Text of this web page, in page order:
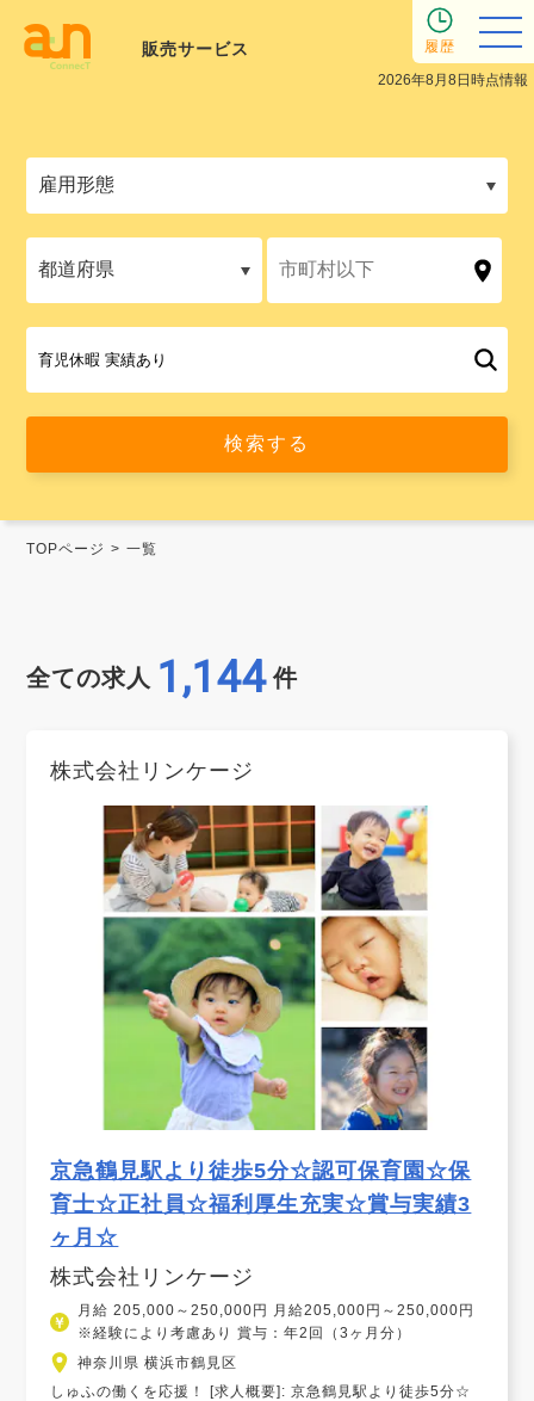
販売サービス
2026年8月8日時点情報
履歴
TOPページ 一覧
全ての求人 1,144 件
株式会社リンケージ
京急鶴見駅より徒歩5分☆認可保育園☆保
育士☆正社員☆福利厚生充実☆賞与実績3
ヶ月☆
株式会社リンケージ
月給 205,000～250,000円 月給205,000円～250,000円
※経験により考慮あり 賞与：年2回（3ヶ月分）
神奈川県 横浜市鶴見区
しゅふの働くを応援！ [求人概要]: 京急鶴見駅より徒歩5分☆